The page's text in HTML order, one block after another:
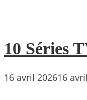
10 Séries
16 avril 202616